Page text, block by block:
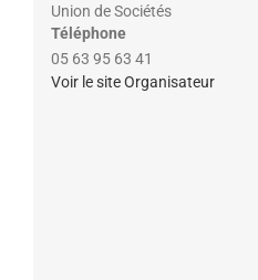
Union de Sociétés
Téléphone
05 63 95 63 41
Voir le site Organisateur